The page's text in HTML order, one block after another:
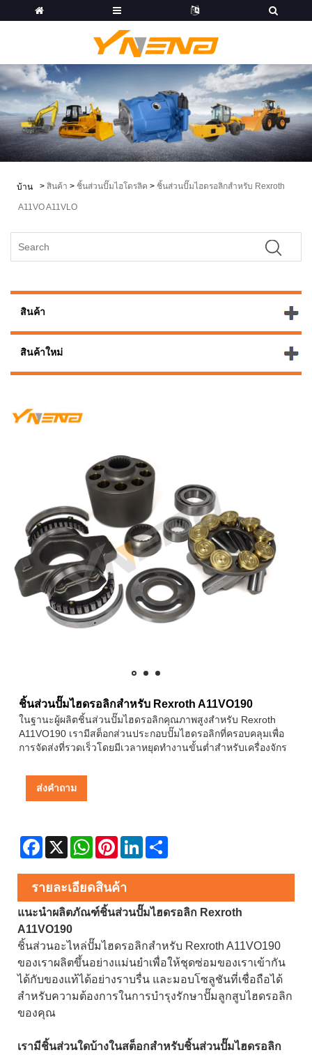
บ้าน > สินค้า > ชิ้นส่วนปั๊มไฮโดรลิค > ชิ้นส่วนปั๊มไฮดรอลิกสำหรับ Rexroth
A11VO A11VLO
สินค้า
สินค้าใหม่
ชิ้นส่วนปั๊มไฮดรอลิกสำหรับ Rexroth A11VO190
ในฐานะผู้ผลิตชิ้นส่วนปั๊มไฮดรอลิกคุณภาพสูงสำหรับ Rexroth
A11VO190 เรามีสต็อกส่วนประกอบปั๊มไฮดรอลิกที่ครอบคลุมเพื่อ
การจัดส่งที่รวดเร็วโดยมีเวลาหยุดทำงานขั้นต่ำสำหรับเครื่องจักร
ส่งคำถาม
Facebook
X WhatsAppPinterestLinkedIn
รายละเอียดสินค้า
แนะนำผลิตภัณฑ์ชิ้นส่วนปั๊มไฮดรอลิก Rexroth
A11VO190
ชิ้นส่วนอะไหล่ปั๊มไฮดรอลิกสำหรับ Rexroth A11VO190
ของเราผลิตขึ้นอย่างแม่นยำเพื่อให้ชุดซ่อมของเราเข้ากัน
ได้กับของแท้ได้อย่างราบรื่น และมอบโซลูชันที่เชื่อถือได้
สำหรับความต้องการในการบำรุงรักษาปั๊มลูกสูบไฮดรอลิก
ของคุณ
เรามีชิ้นส่วนใดบ้างในสต็อกสำหรับชิ้นส่วนปั๊มไฮดรอลิก